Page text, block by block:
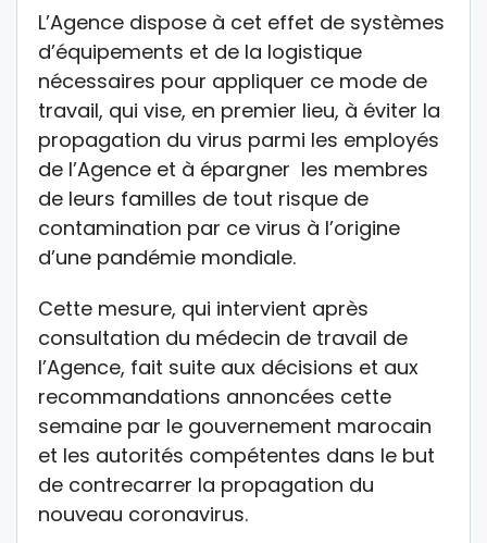
L’Agence dispose à cet effet de systèmes
d’équipements et de la logistique
nécessaires pour appliquer ce mode de
travail, qui vise, en premier lieu, à éviter la
propagation du virus parmi les employés
de l’Agence et à épargner les membres
de leurs familles de tout risque de
contamination par ce virus à l’origine
d’une pandémie mondiale.
Cette mesure, qui intervient après
consultation du médecin de travail de
l’Agence, fait suite aux décisions et aux
recommandations annoncées cette
semaine par le gouvernement marocain
et les autorités compétentes dans le but
de contrecarrer la propagation du
nouveau coronavirus.